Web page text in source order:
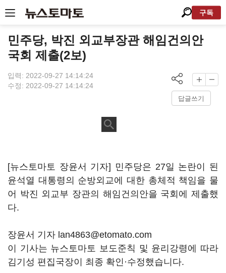
구독
민주당, 박진 외교부장관 해임건의안
국회 제출(2보)
입력: 2022-09-27 14:14:24
수정: 2022-09-27 14:14:24
답글쓰기
[뉴스토마토 장윤서 기자] 민주당은 27일 논란이 된
윤석열 대통령의 순방외교에 대한 총체적 책임을 물
어 박진 외교부 장관의 해임건의안을 국회에 제출했
다.
장윤서 기자 lan4863@etomato.com
이 기사는 뉴스토마토 보도준칙 및 윤리강령에 따라
김기성 편집국장이 최종 확인·수정했습니다.